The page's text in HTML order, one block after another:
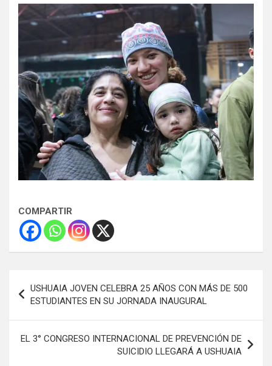
COMPARTIR
de
entradas
USHUAIA JOVEN CELEBRA 25 AÑOS CON MÁS DE 500
ESTUDIANTES EN SU JORNADA INAUGURAL
EL 3° CONGRESO INTERNACIONAL DE PREVENCIÓN DE
SUICIDIO LLEGARÁ A USHUAIA